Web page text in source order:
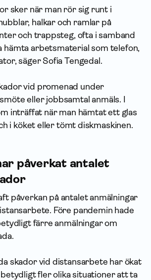
sker när man rör sig runt i
halkar och ramlar på
och trappsteg, ofta i samband
hämta arbetsmaterial som telefon,
säger Sofia Tengedal.
vid promenad under
eller jobbsamtal anmäls. I
inträffat när man hämtat ett glas
i köket eller tömt diskmaskinen.
påverkat antalet
påverkan på antalet anmälningar
Före pandemin hade
färre anmälningar om
skador vid distansarbete har ökat
fler olika situationer att ta